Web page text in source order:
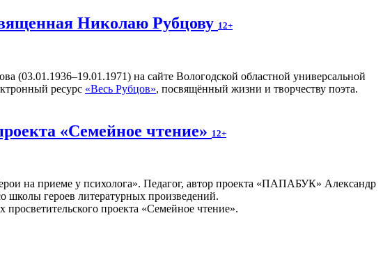
Николаю Рубцову 12+
(03.01.1936–19.01.1971) на сайте Вологодской областной универсальной
ресурс «Весь Рубцов», посвящённый жизни и творчеству поэта.
«Семейное чтение» 12+
на приеме у психолога». Педагог, автор проекта «ПАПАБУК» Александр
школы героев литературных произведений.
просветительского проекта «Семейное чтение».